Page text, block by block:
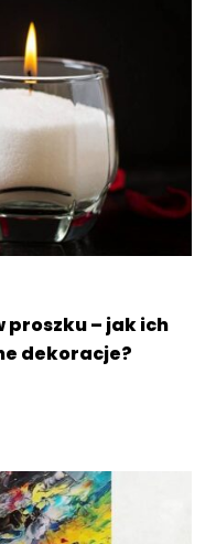
proszku – jak ich
dekoracje?